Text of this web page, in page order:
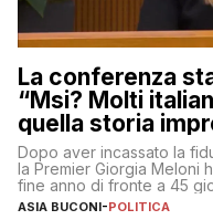
La conferenza
“Msi? Molti
quella storia
al 25 aprile”
Dopo aver incassato la
la Premier Giorgia Meloni
fine anno di fronte a 45
ASIA BUCONI-POLITICA